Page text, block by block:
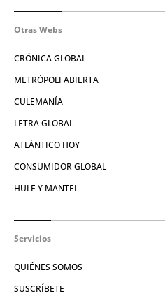
Otras Webs
CRÓNICA GLOBAL
METRÓPOLI ABIERTA
CULEMANÍA
LETRA GLOBAL
ATLÁNTICO HOY
CONSUMIDOR GLOBAL
HULE Y MANTEL
Servicios
QUIÉNES SOMOS
SUSCRÍBETE